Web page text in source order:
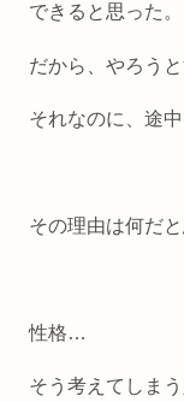
できると思った。
だから、やろうと
それなのに、途
その理由は何だ
性格…
そう考えてしま